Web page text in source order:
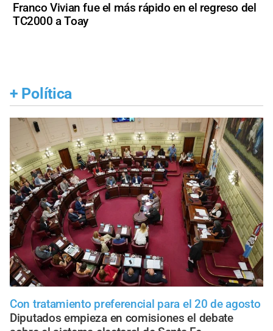
Franco Vivian fue el más rápido en el regreso del
TC2000 a Toay
+ Política
Con tratamiento preferencial para el 20 de agosto
Diputados empieza en comisiones el debate